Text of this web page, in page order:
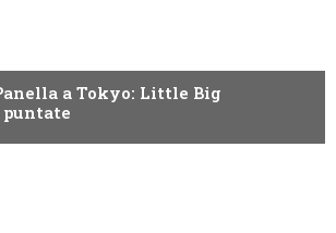
a Tokyo: Little Big